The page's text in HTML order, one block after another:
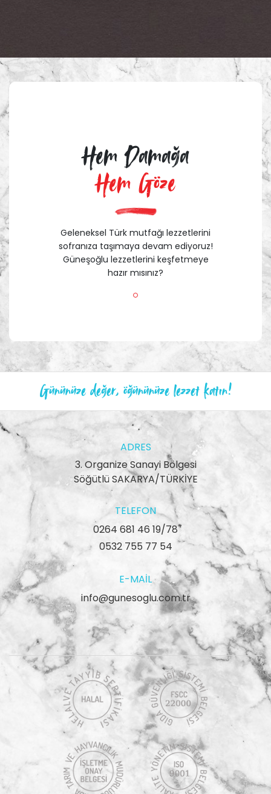
Hem Damağa
Hem Göze
Geleneksel Türk mutfağı lezzetlerini
sofranıza taşımaya devam ediyoruz!
Güneşoğlu lezzetlerini keşfetmeye
hazır mısınız?
Gününüze değer, öğününüze lezzet katın!
ADRES
3. Organize Sanayi Bölgesi
Söğütlü SAKARYA/TÜRKİYE
TELEFON
0264 681 46 19/78
0532 755 77 54
E-MAIL
info@gunesoglu.com.tr